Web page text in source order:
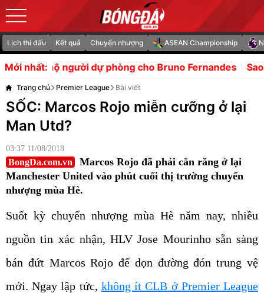
Lịch thi đấu Kết quả Chuyển nhượng ASEAN Championship
Mới nhất:cho Bruno Fernandes Sao Bolton nhận thẻ đỏ
Trang chủ Premier League Bài viết
SỐC: Marcos Rojo miễn cưỡng ở lại
Man Utd?
03:37 11/08/2018
BongDa.com.vn
Marcos Rojo đã phải cắn răng ở lại
Manchester United vào phút cuối thị trường chuyển
nhượng mùa Hè.
Suốt kỳ chuyển nhượng mùa Hè năm nay, nhiều
nguồn tin xác nhận, HLV Jose Mourinho sẵn sàng
bán đứt Marcos Rojo để dọn đường đón trung vệ
mới. Ngay lập tức, không ít CLB ở Premier League